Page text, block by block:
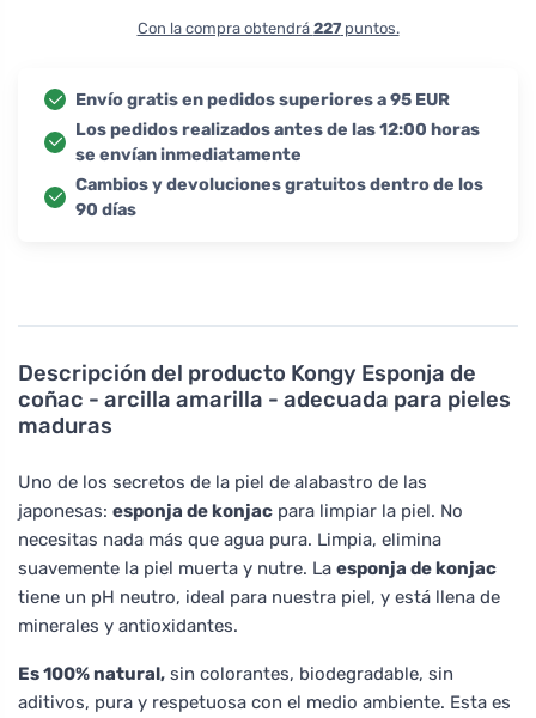
Descripción del producto Kongy Esponja de
coñac - arcilla amarilla - adecuada para pieles
maduras
Uno de los secretos de la piel de alabastro de las
japonesas: esponja de konjac para limpiar la piel. No
necesitas nada más que agua pura. Limpia, elimina
suavemente la piel muerta y nutre. La esponja de konjac
tiene un pH neutro, ideal para nuestra piel, y está llena de
minerales y antioxidantes.
Es 100% natural, sin colorantes, biodegradable, sin
aditivos, pura y respetuosa con el medio ambiente. Esta es
Con la compra obtendrá 227puntos.
Envío gratis en pedidos superiores a 95 EUR
Los pedidos realizados antes de las 12:00 horas
se envían inmediatamente
Cambios y devoluciones gratuitos dentro de los
90 días